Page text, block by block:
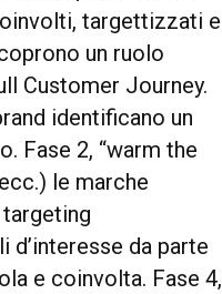
targettizzati e
un ruolo
Customer Journey.
identificano un
Fase 2, “warm the
le marche
da parte
e coinvolta. Fase 4,